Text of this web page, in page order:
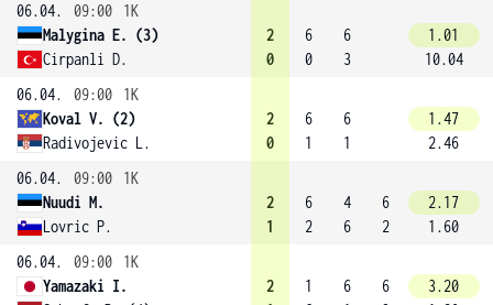
06.04.
09:00
1K
Malygina E. (3)
Cirpanli D.
2
0
6
0
6
3
1.01
10.04
06.04.
09:00
1K
Koval V. (2)
Radivojevic L.
2
0
6
1
6
1
1.47
2.46
06.04.
09:00
1K
Nuudi M.
Lovric P.
2
1
6
2
4
6
6
2
2.17
1.60
06.04.
09:00
1K
Yamazaki I.
2
1
6
6
3.20